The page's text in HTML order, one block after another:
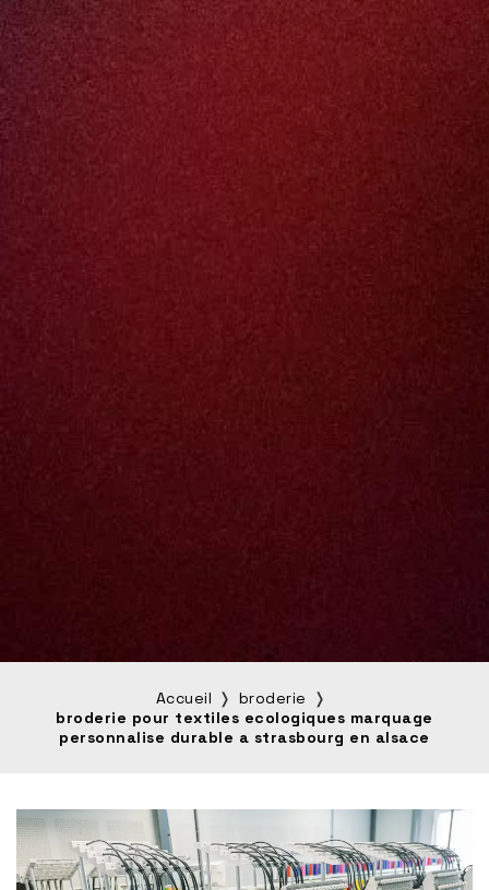
Accueil
broderie
broderie pour textiles ecologiques marquage
personnalise durable a strasbourg en alsace